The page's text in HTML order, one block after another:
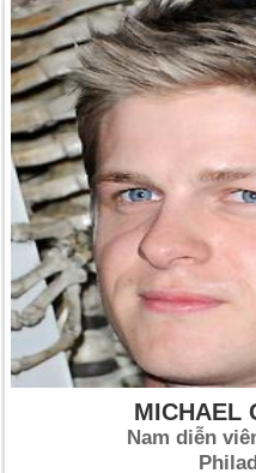
MICHAEL
Nam diễn